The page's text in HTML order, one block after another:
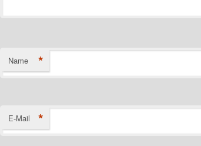
Name *
E-Mail *